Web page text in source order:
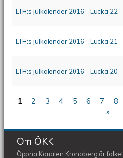
LTH:s julkalender 2016 - Lucka 22
LTH:s julkalender 2016 - Lucka 21
LTH:s julkalender 2016 - Lucka 20
Sidor
1 2 3 4 5 6 7 8
»
Om ÖKK
Öppna Kanalen Kronoberg är